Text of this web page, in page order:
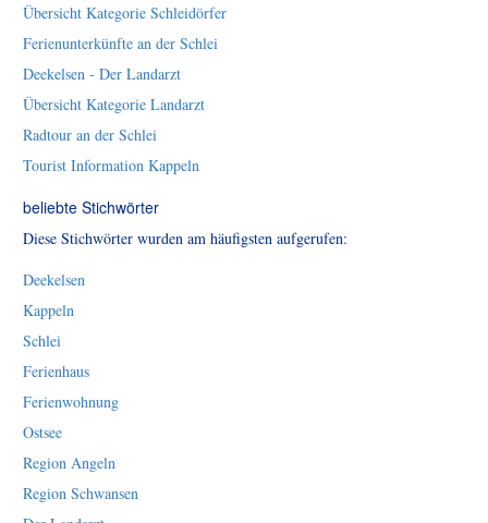
Übersicht Kategorie Schleidörfer
Ferienunterkünfte an der Schlei
Deekelsen - Der Landarzt
Übersicht Kategorie Landarzt
Radtour an der Schlei
Tourist Information Kappeln
beliebte Stichwörter
Diese Stichwörter wurden am häufigsten aufgerufen:
Deekelsen
Kappeln
Schlei
Ferienhaus
Ferienwohnung
Ostsee
Region Angeln
Region Schwansen